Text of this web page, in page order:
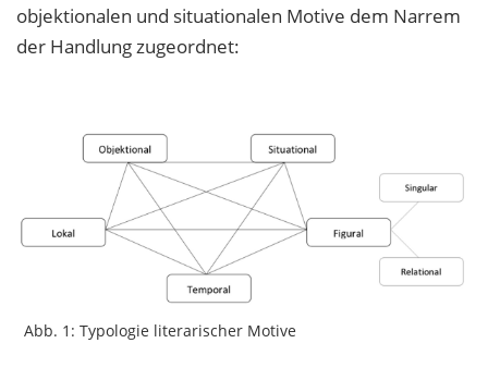
objektionalen und situationalen Motive dem Narrem
der Handlung zugeordnet:
Abb. 1: Typologie literarischer Motive